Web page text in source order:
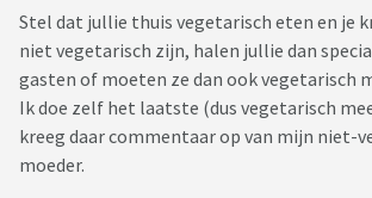
Stel dat jullie thuis vegetarisch eten en je
niet vegetarisch zijn, halen jullie dan
gasten of moeten ze dan ook vegetarisch
Ik doe zelf het laatste (dus vegetarisch
kreeg daar commentaar op van mijn niet-
moeder.